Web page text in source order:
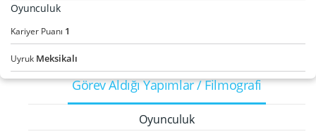
Oyunculuk
Kariyer Puanı 1
Uyruk Meksikalı
Görev Aldığı Yapımlar / Filmografi
Oyunculuk